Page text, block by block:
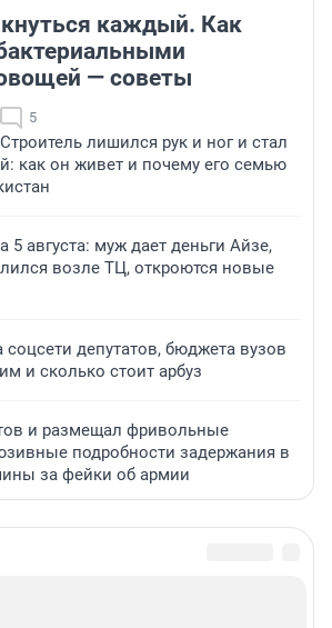
каждый. Как
— советы
5
лишился рук и ног и стал
как он живет и почему его семью
августа: муж дает деньги Айзе,
возле ТЦ, откроются новые
соцсети депутатов, бюджета вузов
и сколько стоит арбуз
и размещал фривольные
подробности задержания в
за фейки об армии